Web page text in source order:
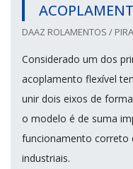
DAAZ ROLAMENTOS /
Considerado um dos
acoplamento flexível
unir dois eixos de
o modelo é de suma
funcionamento correto
industriais.